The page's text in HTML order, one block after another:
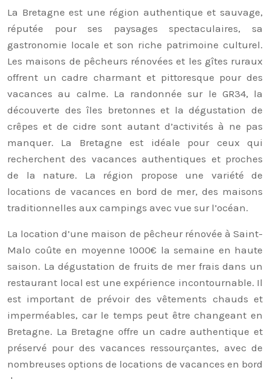
La Bretagne est une région authentique et sauvage,
réputée pour ses paysages spectaculaires, sa
gastronomie locale et son riche patrimoine culturel.
Les maisons de pêcheurs rénovées et les gîtes ruraux
offrent un cadre charmant et pittoresque pour des
vacances au calme. La randonnée sur le GR34, la
découverte des îles bretonnes et la dégustation de
crêpes et de cidre sont autant d’activités à ne pas
manquer. La Bretagne est idéale pour ceux qui
recherchent des vacances authentiques et proches
de la nature. La région propose une variété de
locations de vacances en bord de mer, des maisons
traditionnelles aux campings avec vue sur l’océan.
La location d’une maison de pêcheur rénovée à Saint-
Malo coûte en moyenne 1000€ la semaine en haute
saison. La dégustation de fruits de mer frais dans un
restaurant local est une expérience incontournable. Il
est important de prévoir des vêtements chauds et
imperméables, car le temps peut être changeant en
Bretagne. La Bretagne offre un cadre authentique et
préservé pour des vacances ressourçantes, avec de
nombreuses options de locations de vacances en bord